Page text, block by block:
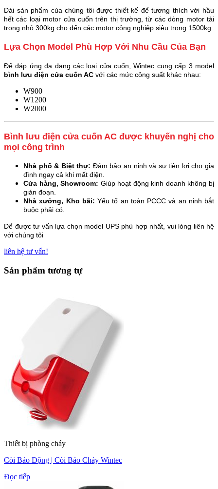
Dải sản phẩm của chúng tôi được thiết kế để tương thích với hầu
hết các loại motor cửa cuốn trên thị trường, từ các dòng motor tải
trọng nhỏ 300kg cho đến các motor công nghiệp siêu trọng 1500kg.
Lựa Chọn Model Phù Hợp Với Nhu Cầu Của Bạn
Để đáp ứng đa dạng các loại cửa cuốn, Wintec cung cấp 3 model
bình lưu điện cửa cuốn AC với các mức công suất khác nhau:
W900
W1200
W2000
Bình lưu điện cửa cuốn AC được khuyến nghị cho
mọi công trình
Nhà phố & Biệt thự: Đảm bảo an ninh và sự tiện lợi cho gia
đình ngay cả khi mất điện.
Cửa hàng, Showroom: Giúp hoạt động kinh doanh không bị
gián đoạn.
Nhà xưởng, Kho bãi: Yếu tố an toàn PCCC và an ninh bắt
buộc phải có.
Để được tư vấn lựa chọn model UPS phù hợp nhất, vui lòng liên hệ
với chúng tôi
liên hệ tư vấn!
Sản phẩm tương tự
Thiết bị phòng cháy
Còi Báo Động | Còi Báo Cháy Wintec
Đọc tiếp